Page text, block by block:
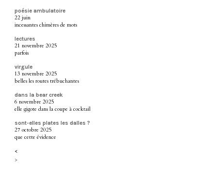
poésie ambulatoire
22 juin
incessantes chimères de mots
lectures
21 novembre 2025
parfois
virgule
13 novembre 2025
belles les routes trébuchantes
dans la bear creek
6 novembre 2025
elle gigote dans la coupe à cocktail
sont-elles plates les dalles ?
27 octobre 2025
que cette évidence
<
>